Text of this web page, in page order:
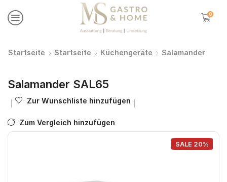
0
Startseite Startseite Küchengeräte Salamander
Salamander SAL65
Zur Wunschliste hinzufügen
Zum Vergleich hinzufügen
SALE 20%